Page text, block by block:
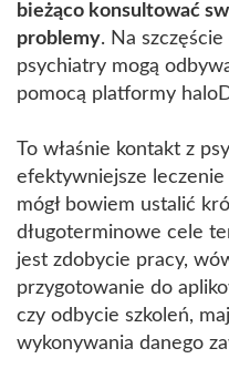
bieżąco konsultować
problemy. Na
psychiatry mogą
pomocą platformy
To właśnie kontakt z
efektywniejsze
mógł bowiem ustalić
długoterminowe cele
jest zdobycie pracy,
przygotowanie do
czy odbycie szkoleń,
wykonywania danego